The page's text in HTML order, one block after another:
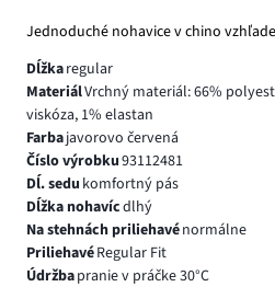
Jednoduché nohavice v chino
Dĺžkaregular
MateriálVrchný materiál: 66%
viskóza, 1% elastan
Farbajavorovo červená
Číslo výrobku93112481
Dĺ. sedu komfortný pás
Dĺžka nohavícdlhý
Na stehnách priliehavénormálne
PriliehavéRegular Fit
Údržbapranie v práčke 30°C